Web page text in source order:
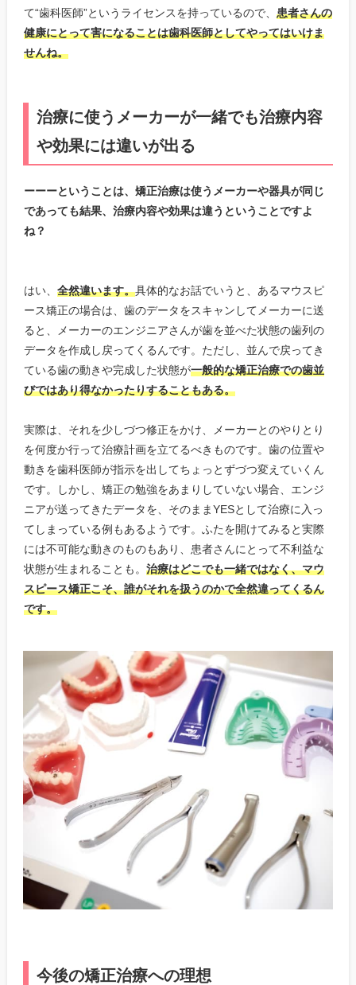
て“歯科医師”というライセンスを持っているので、 患者さんの
健康にとって害になることは歯科医師としてやってはいけま
せんね。
治療に使うメーカーが一緒でも治療内容
や効果には違いが出る
ーーーということは、矯正治療は使うメーカーや器具が同じ
であっても結果、治療内容や効果は違うということですよ
ね？
はい、 全然違います。具体的なお話でいうと、あるマウスピ
ース矯正の場合は、歯のデータをスキャンしてメーカーに送
ると、メーカーのエンジニアさんが歯を並べた状態の歯列の
データを作成し戻ってくるんです。ただし、並んで戻ってき
ている歯の動きや完成した状態が一般的な矯正治療での歯並
びではあり得なかったりすることもある。
実際は、それを少しづつ修正をかけ、メーカーとのやりとり
を何度か行って治療計画を立てるべきものです。歯の位置や
動きを歯科医師が指示を出してちょっとずづつ変えていくん
です。しかし、矯正の勉強をあまりしていない場合、エンジ
ニアが送ってきたデータを、そのままYESとして治療に入っ
てしまっている例もあるようです。ふたを開けてみると実際
には不可能な動きのものもあり、患者さんにとって不利益な
状態が生まれることも。 治療はどこでも一緒ではなく、マウ
スピース矯正こそ、誰がそれを扱うのかで全然違ってくるん
です。
今後の矯正治療への理想